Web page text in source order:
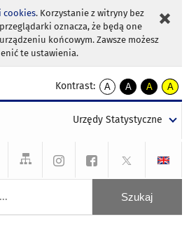
cookies. Korzystanie z witryny bez
oznacza, że będą one
końcowym. Zawsze możesz
te ustawienia.
Kontrast:
A
kontrast
A
kontrast
tekst
czarnym
A
kontrast
tekst
czarnym
A
tekst
żółtym
Urzędy Statystyczne